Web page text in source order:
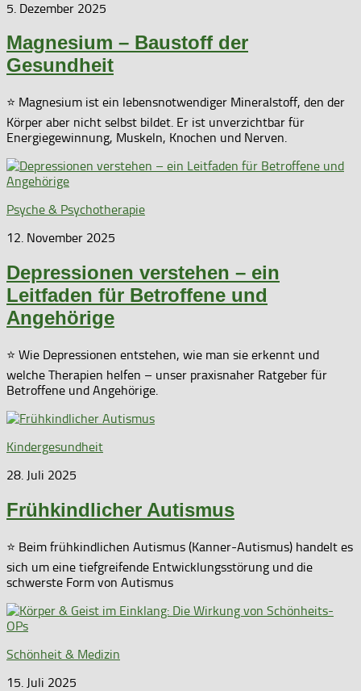
5. Dezember 2025
Magnesium – Baustoff der
Gesundheit
⭐ Magnesium ist ein lebensnotwendiger Mineralstoff, den der
Körper aber nicht selbst bildet. Er ist unverzichtbar für
Energiegewinnung, Muskeln, Knochen und Nerven.
Psyche & Psychotherapie
12. November 2025
Depressionen verstehen – ein
Leitfaden für Betroffene und
Angehörige
⭐ Wie Depressionen entstehen, wie man sie erkennt und
welche Therapien helfen – unser praxisnaher Ratgeber für
Betroffene und Angehörige.
Kindergesundheit
28. Juli 2025
Frühkindlicher Autismus
⭐ Beim frühkindlichen Autismus (Kanner-Autismus) handelt es
sich um eine tiefgreifende Entwicklungsstörung und die
schwerste Form von Autismus
Schönheit & Medizin
15. Juli 2025